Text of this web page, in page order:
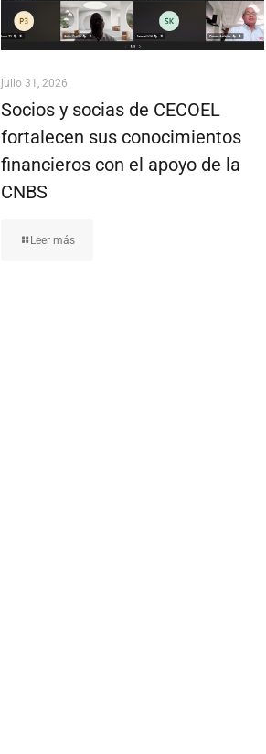
julio 31, 2026
Socios y socias de CECOEL
fortalecen sus conocimientos
financieros con el apoyo de la
CNBS
Leer más